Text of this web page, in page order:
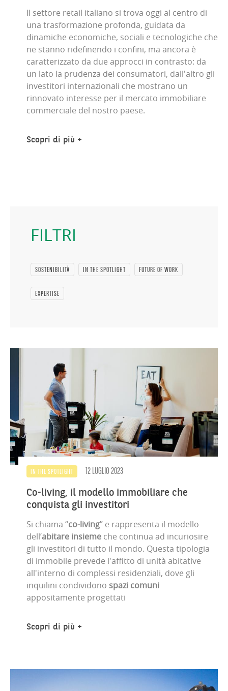
Il settore retail italiano si trova oggi al centro di
una trasformazione profonda, guidata da
dinamiche economiche, sociali e tecnologiche che
ne stanno ridefinendo i confini, ma ancora è
caratterizzato da due approcci in contrasto: da
un lato la prudenza dei consumatori, dall'altro gli
investitori internazionali che mostrano un
rinnovato interesse per il mercato immobiliare
commerciale del nostro paese.
Scopri di più
IN THE SPOTLIGHT 12 LUGLIO 2023
Co-living, il modello immobiliare che
conquista gli investitori
Si chiama “co-living” e rappresenta il modello
dell’abitare insieme che continua ad incuriosire
gli investitori di tutto il mondo. Questa tipologia
di immobile prevede l'affitto di unità abitative
all'interno di complessi residenziali, dove gli
inquilini condividono spazi comuni
appositamente progettati
Scopri di più
FILTRI
SOSTENIBILITÀ IN THE SPOTLIGHT FUTURE OF WORK
EXPERTISE